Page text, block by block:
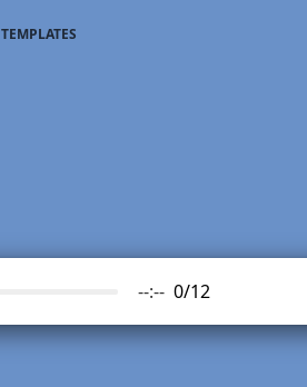
TEMPLATES
--:-- 0/12